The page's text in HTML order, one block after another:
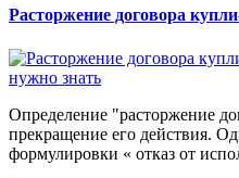
Расторжение договора
Определение "расторжение
прекращение его действия.
формулировки « отказ от